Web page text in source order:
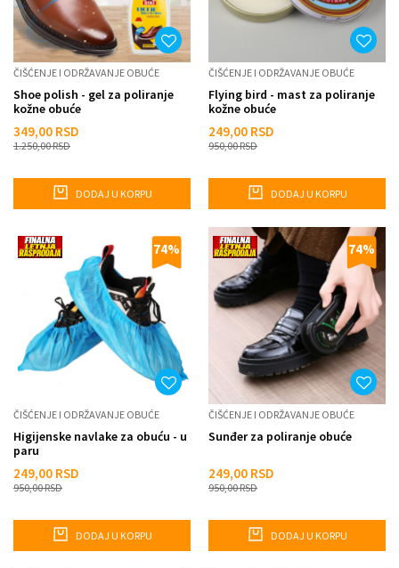
ČIŠĆENJE I ODRŽAVANJE OBUĆE
Shoe polish - gel za poliranje
kožne obuće
349,00 RSD
1.250,00RSD
DODAJ U KORPU
ČIŠĆENJE I ODRŽAVANJE OBUĆE
Flying bird - mast za poliranje
kožne obuće
249,00 RSD
950,00RSD
DODAJ U KORPU
74%
ČIŠĆENJE I ODRŽAVANJE OBUĆE
Higijenske navlake za obuću - u
paru
249,00 RSD
950,00RSD
DODAJ U KORPU
74%
ČIŠĆENJE I ODRŽAVANJE OBUĆE
Sunđer za poliranje obuće
249,00 RSD
950,00RSD
DODAJ U KORPU